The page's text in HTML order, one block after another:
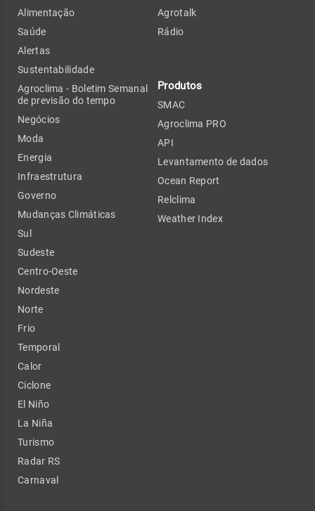
Alimentação
Saúde
Alertas
Sustentabilidade
Agroclima - Boletim Semanal
de previsão do tempo
Negócios
Moda
Energia
Infraestrutura
Governo
Mudanças Climáticas
Sul
Sudeste
Centro-Oeste
Nordeste
Norte
Frio
Temporal
Calor
Ciclone
El Niño
La Niña
Turismo
Radar RS
Carnaval
Agrotalk
Rádio
Produtos
SMAC
Agroclima PRO
API
Levantamento de dados
Ocean Report
Relclima
Weather Index